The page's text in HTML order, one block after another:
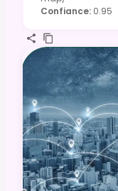
Confiance: 0.95